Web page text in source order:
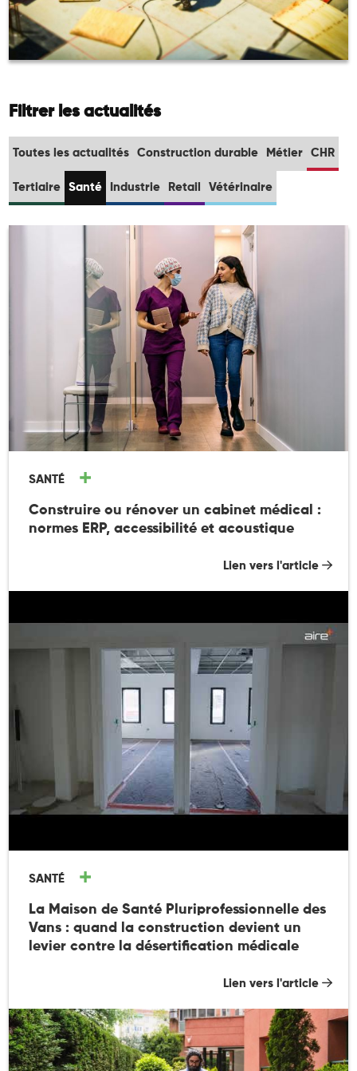
Filtrer les actualités
Toutes les actualités Construction durable Métier CHR
Tertiaire Santé Industrie Retail Vétérinaire
SANTÉ
Construire ou rénover un cabinet médical :
normes ERP, accessibilité et acoustique
Lien vers l'article
SANTÉ
La Maison de Santé Pluriprofessionnelle des
Vans : quand la construction devient un
levier contre la désertification médicale
Lien vers l'article